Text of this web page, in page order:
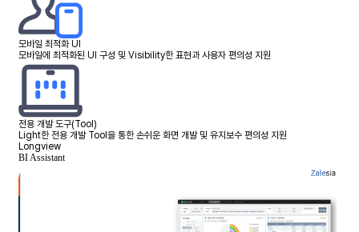
모바일 최적화 UI
모바일에 최적화된 UI 구성 및 Visibility한 표현과 사용자 편의성 지원
전용 개발 도구(Tool)
Light한 전용 개발 Tool을 통한 손쉬운 화면 개발 및 유지보수 편의성 지원
Longview
BI Assistant